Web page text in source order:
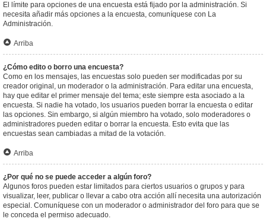
El límite para opciones de una encuesta está fijado por la administración. Si
necesita añadir más opciones a la encuesta, comuníquese con La
Administración.
Arriba
¿Cómo edito o borro una encuesta?
Como en los mensajes, las encuestas solo pueden ser modificadas por su
creador original, un moderador o la administración. Para editar una encuesta,
hay que editar el primer mensaje del tema; este siempre esta asociado a la
encuesta. Si nadie ha votado, los usuarios pueden borrar la encuesta o editar
las opciones. Sin embargo, si algún miembro ha votado, solo moderadores o
administradores pueden editar o borrar la encuesta. Esto evita que las
encuestas sean cambiadas a mitad de la votación.
Arriba
¿Por qué no se puede acceder a algún foro?
Algunos foros pueden estar limitados para ciertos usuarios o grupos y para
visualizar, leer, publicar o llevar a cabo otra acción allí necesita una autorización
especial. Comuníquese con un moderador o administrador del foro para que se
le conceda el permiso adecuado.